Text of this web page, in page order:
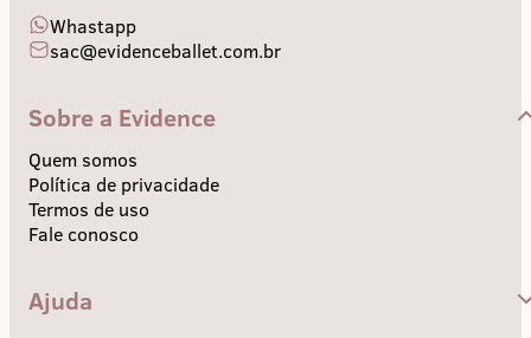
Whastapp
sac@evidenceballet.com.br
Sobre a Evidence
Quem somos
Política de privacidade
Termos de uso
Fale conosco
Ajuda